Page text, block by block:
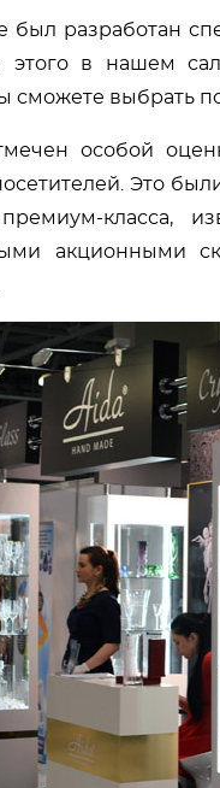
был разработан
этого в нашем
сможете выбрать
особой
Это
премиум-
акционными